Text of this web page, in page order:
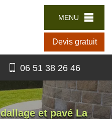
MENU
Devis gratuit
06 51 38 26 46
et pavé La